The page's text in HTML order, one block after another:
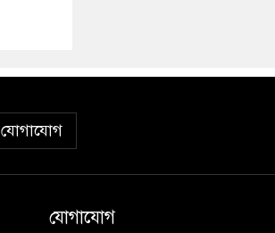
যোগাযোগ
যোগাযোগ